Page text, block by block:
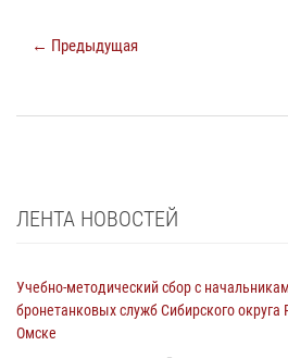
← Предыдущая
ЛЕНТА НОВОСТЕЙ
Учебно-методический сбор с
бронетанковых служб Сибирского
Омске